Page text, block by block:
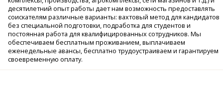
десятилетний опыт работы дает нам возможность предоставлять
соискателям различные варианты: вахтовый метод для кандидатов
без специальной подготовки, подработка для студентов и
постоянная работа для квалифицированных сотрудников. Мы
обеспечиваем бесплатным проживанием, выплачиваем
еженедельные авансы, бесплатно трудоустраиваем и гарантируем
своевременную оплату.